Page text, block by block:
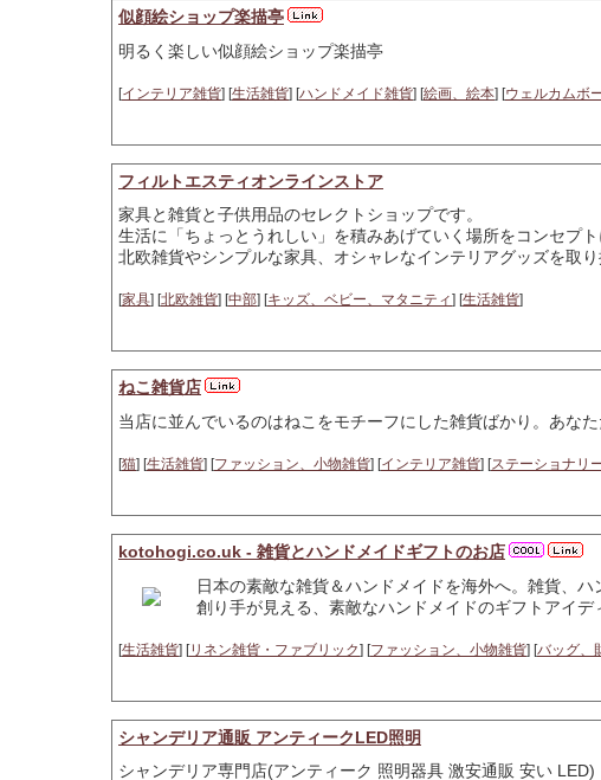
似顔絵ショップ楽描亭
明るく楽しい似顔絵ショップ楽描亭
[インテリア雑貨] [生活雑貨] [ハンドメイド雑貨] [絵画、絵本] [ウェルカムボ
フィルトエスティオンラインストア
家具と雑貨と子供用品のセレクトショップです。
生活に「ちょっとうれしい」を積みあげていく場所をコンセプト
北欧雑貨やシンプルな家具、オシャレなインテリアグッズを取り
[家具] [北欧雑貨] [中部] [キッズ、ベビー、マタニティ] [生活雑貨]
ねこ雑貨店
当店に並んでいるのはねこをモチーフにした雑貨ばかり。あな
[猫] [生活雑貨] [ファッション、小物雑貨] [インテリア雑貨] [ステーショナリ
kotohogi.co.uk - 雑貨とハンドメイドギフトのお店
日本の素敵な雑貨＆ハンドメイドを海外へ。雑貨、
創り手が見える、素敵なハンドメイドのギフトアイデ
[生活雑貨] [リネン雑貨・ファブリック] [ファッション、小物雑貨] [バッグ、
シャンデリア通販 アンティークLED照明
シャンデリア専門店(アンティーク 照明器具 激安通販 安い LED)